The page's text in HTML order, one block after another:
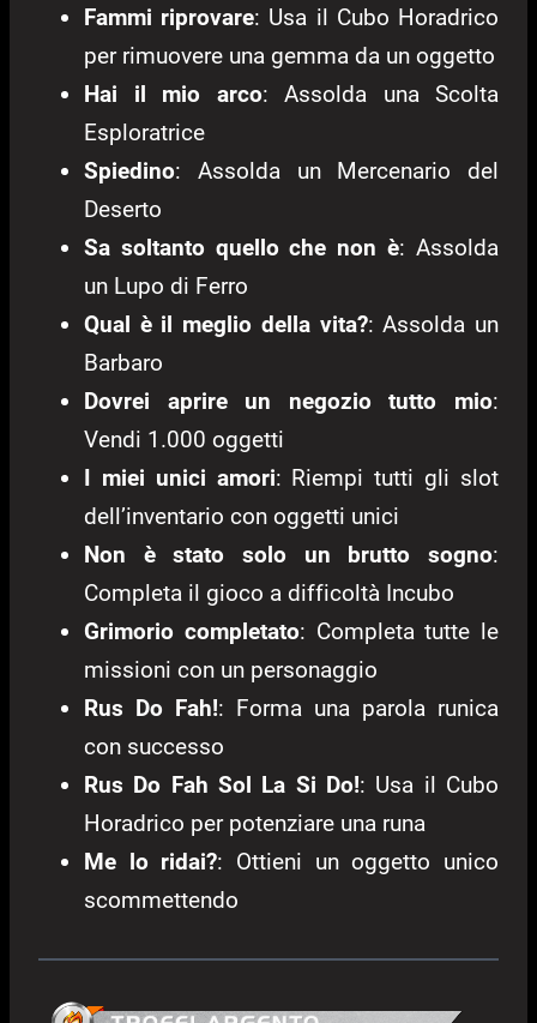
Fammi riprovare: Usa il Cubo Horadrico
per rimuovere una gemma da un oggetto
Hai il mio arco: Assolda una Scolta
Esploratrice
Spiedino: Assolda un Mercenario del
Deserto
Sa soltanto quello che non è: Assolda
un Lupo di Ferro
Qual è il meglio della vita?: Assolda un
Barbaro
Dovrei aprire un negozio tutto mio:
Vendi 1.000 oggetti
I miei unici amori: Riempi tutti gli slot
dell’inventario con oggetti unici
Non è stato solo un brutto sogno:
Completa il gioco a difficoltà Incubo
Grimorio completato: Completa tutte le
missioni con un personaggio
Rus Do Fah!: Forma una parola runica
con successo
Rus Do Fah Sol La Si Do!: Usa il Cubo
Horadrico per potenziare una runa
Me lo ridai?: Ottieni un oggetto unico
scommettendo